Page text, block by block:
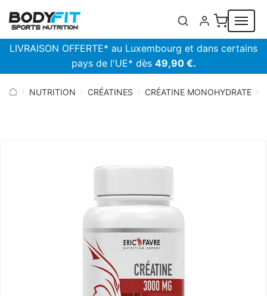
LIVRAISON OFFERTE* au Luxembourg et dans certains
pays de l'UE* dès 49,90 €.
/ NUTRITION / CRÉATINES / CRÉATINE MONOHYDRATE /